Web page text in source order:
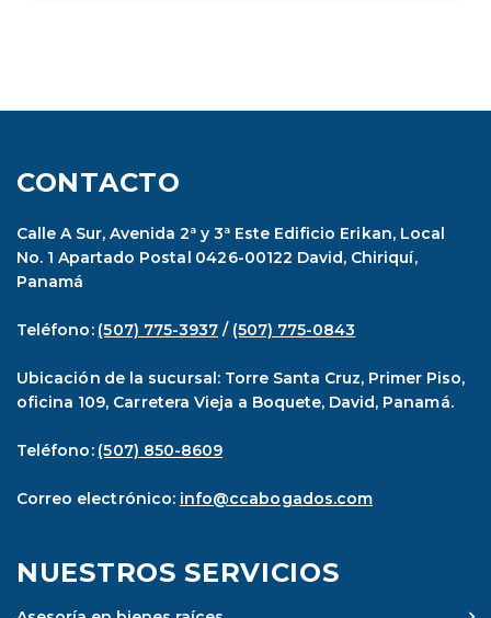
CONTACTO
Calle A Sur, Avenida 2ª y 3ª Este Edificio Erikan, Local
No. 1 Apartado Postal 0426-00122 David, Chiriquí,
Panamá
Teléfono: (507) 775-3937 / (507) 775-0843
Ubicación de la sucursal: Torre Santa Cruz, Primer Piso,
oficina 109, Carretera Vieja a Boquete, David, Panamá.
Teléfono: (507) 850-8609
Correo electrónico: info@ccabogados.com
NUESTROS SERVICIOS